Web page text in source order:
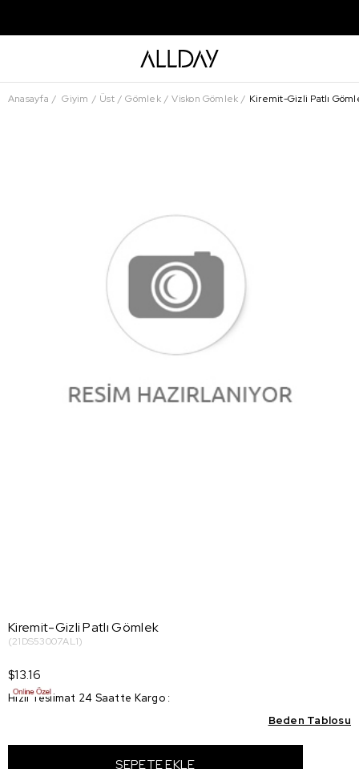
Anasayfa Giyim Üst Gömlek Viskon Gömlek Kiremit-Gizli Patlı
Kiremit-Gizli Patlı Gömlek
(21DS53007AL1)
$13.16
Hızlı Teslimat 24 Saatte Kargo :
Beden Tablosu